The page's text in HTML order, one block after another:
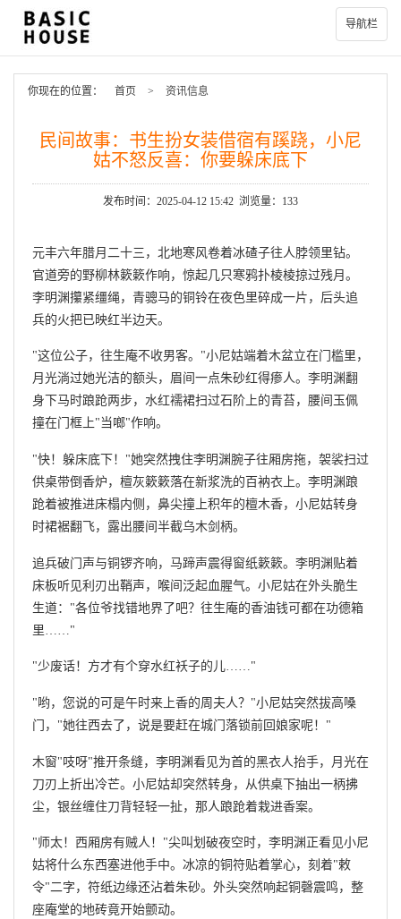
导航栏
你现在的位置： 首页 > 资讯信息
民间故事：书生扮女装借宿有蹊跷，小尼
姑不怒反喜：你要躲床底下
发布时间：2025-04-12 15:42 浏览量：133
元丰六年腊月二十三，北地寒风卷着冰碴子往人脖领里钻。
官道旁的野柳林簌簌作响，惊起几只寒鸦扑棱棱掠过残月。
李明渊攥紧缰绳，青骢马的铜铃在夜色里碎成一片，后头追
兵的火把已映红半边天。
"这位公子，往生庵不收男客。"小尼姑端着木盆立在门槛里，
月光淌过她光洁的额头，眉间一点朱砂红得瘆人。李明渊翻
身下马时踉跄两步，水红襦裙扫过石阶上的青苔，腰间玉佩
撞在门框上"当啷"作响。
"快！躲床底下！"她突然拽住李明渊腕子往厢房拖，袈裟扫过
供桌带倒香炉，檀灰簌簌落在新浆洗的百衲衣上。李明渊踉
跄着被推进床榻内侧，鼻尖撞上积年的檀木香，小尼姑转身
时裙裾翻飞，露出腰间半截乌木剑柄。
追兵破门声与铜锣齐响，马蹄声震得窗纸簌簌。李明渊贴着
床板听见利刃出鞘声，喉间泛起血腥气。小尼姑在外头脆生
生道："各位爷找错地界了吧？往生庵的香油钱可都在功德箱
里……"
"少废话！方才有个穿水红袄子的儿……"
"哟，您说的可是午时来上香的周夫人？"小尼姑突然拔高嗓
门，"她往西去了，说是要赶在城门落锁前回娘家呢！"
木窗"吱呀"推开条缝，李明渊看见为首的黑衣人抬手，月光在
刀刃上折出冷芒。小尼姑却突然转身，从供桌下抽出一柄拂
尘，银丝缠住刀背轻轻一扯，那人踉跄着栽进香案。
"师太！西厢房有贼人！"尖叫划破夜空时，李明渊正看见小尼
姑将什么东西塞进他手中。冰凉的铜符贴着掌心，刻着"敕
令"二字，符纸边缘还沾着朱砂。外头突然响起铜磬震鸣，整
座庵堂的地砖竟开始颤动。